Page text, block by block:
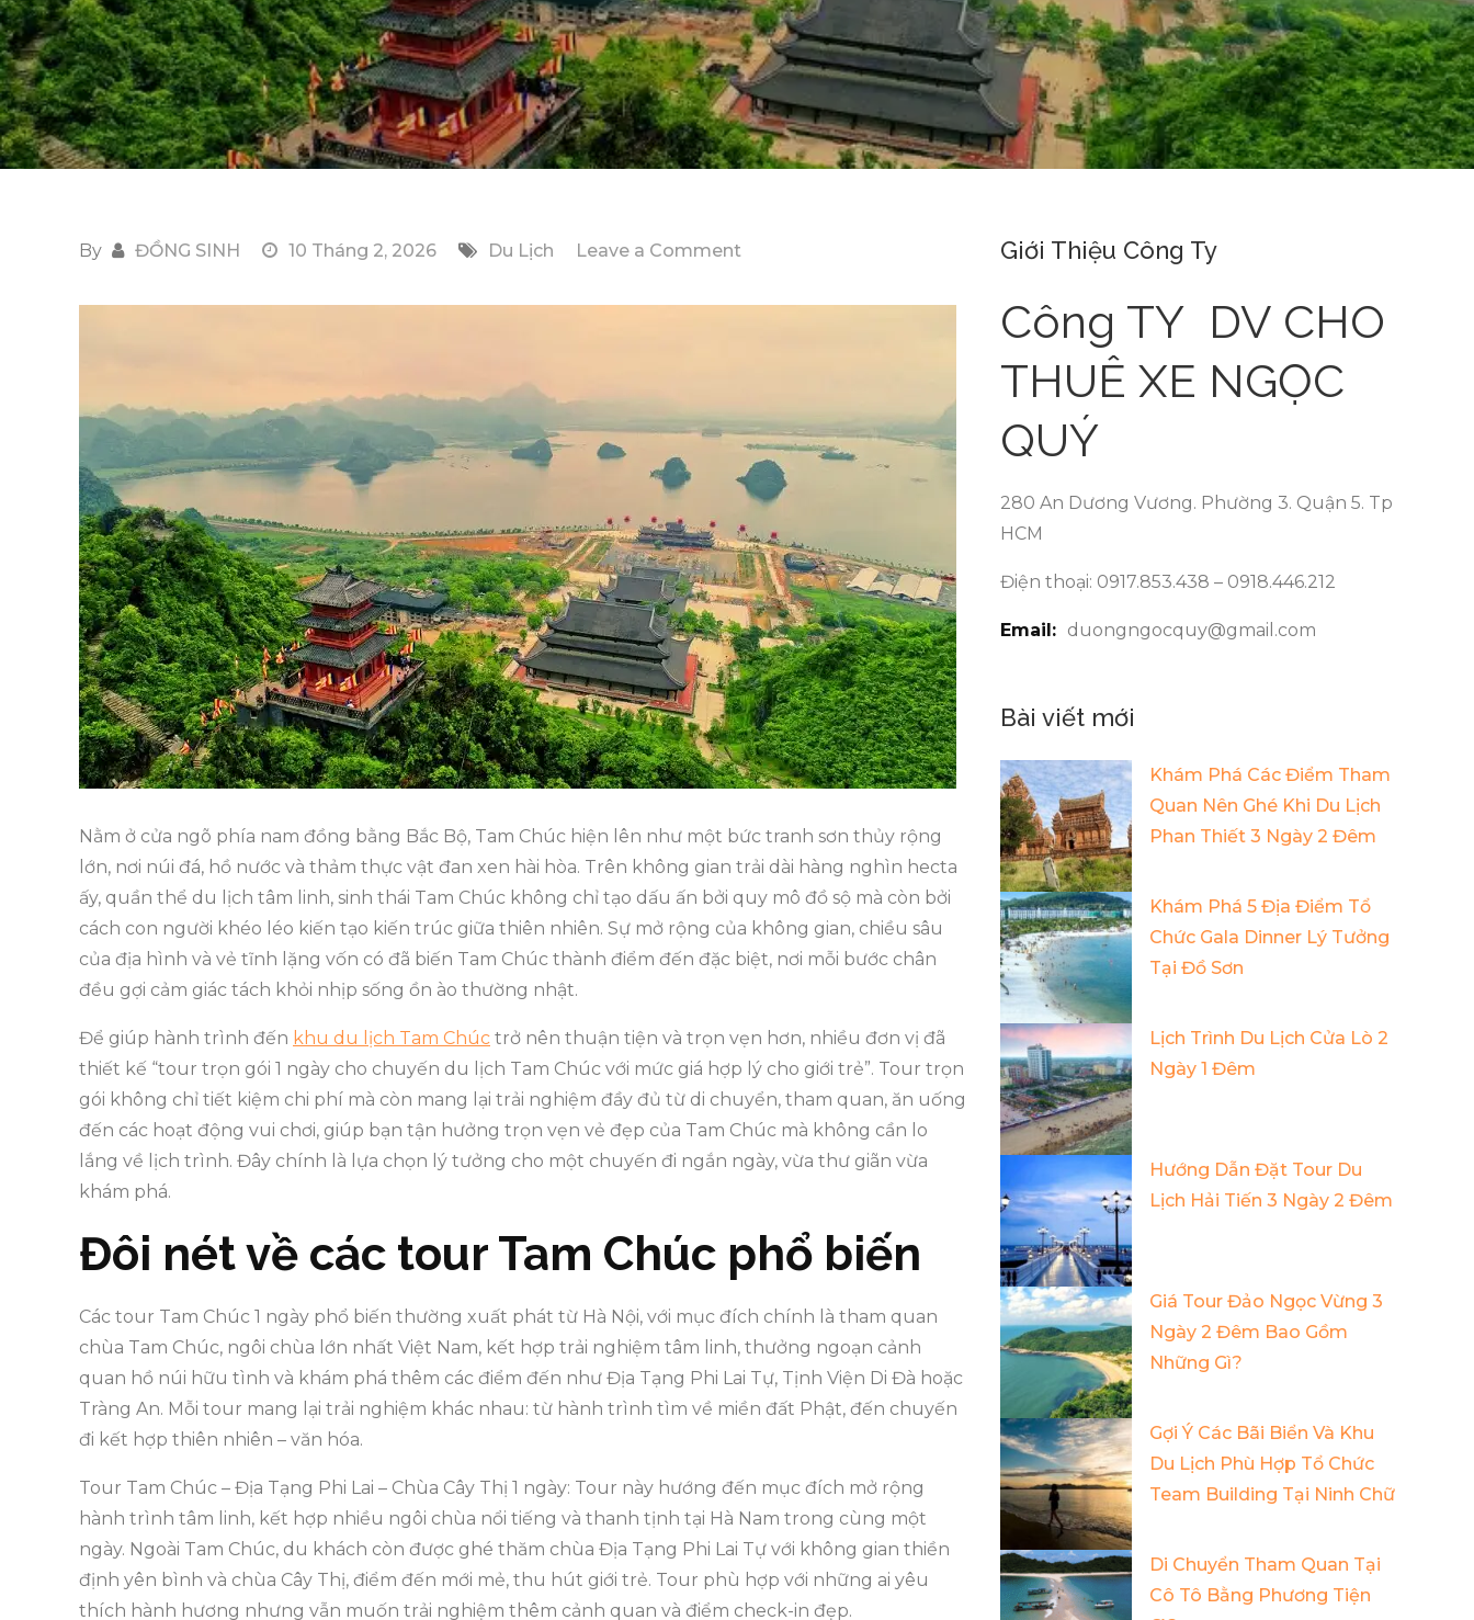
By ĐỒNG SINH 10 Tháng 2, 2026 Du Lịch Leave a Comment
Trọn
Cho
Chuyến
Du
Lịch
Tam
Chúc
Với
Mức
Giá
Hợp
Lý
Cho
Trẻ
Nằm ở cửa ngõ phía nam đồng bằng Bắc Bộ, Tam Chúc hiện lên như một bức tranh sơn thủy rộng
lớn, nơi núi đá, hồ nước và thảm thực vật đan xen hài hòa. Trên không gian trải dài hàng nghìn hecta
ấy, quần thể du lịch tâm linh, sinh thái Tam Chúc không chỉ tạo dấu ấn bởi quy mô đồ sộ mà còn bởi
cách con người khéo léo kiến tạo kiến trúc giữa thiên nhiên. Sự mở rộng của không gian, chiều sâu
của địa hình và vẻ tĩnh lặng vốn có đã biến Tam Chúc thành điểm đến đặc biệt, nơi mỗi bước chân
đều gợi cảm giác tách khỏi nhịp sống ồn ào thường nhật.
Để giúp hành trình đến khu du lịch Tam Chúc trở nên thuận tiện và trọn vẹn hơn, nhiều đơn vị đã
thiết kế “tour trọn gói 1 ngày cho chuyến du lịch Tam Chúc với mức giá hợp lý cho giới trẻ”. Tour trọn
gói không chỉ tiết kiệm chi phí mà còn mang lại trải nghiệm đầy đủ từ di chuyển, tham quan, ăn uống
đến các hoạt động vui chơi, giúp bạn tận hưởng trọn vẹn vẻ đẹp của Tam Chúc mà không cần lo
lắng về lịch trình. Đây chính là lựa chọn lý tưởng cho một chuyến đi ngắn ngày, vừa thư giãn vừa
khám phá.
Đôi nét về các tour Tam Chúc phổ biến
Các tour Tam Chúc 1 ngày phổ biến thường xuất phát từ Hà Nội, với mục đích chính là tham quan
chùa Tam Chúc, ngôi chùa lớn nhất Việt Nam, kết hợp trải nghiệm tâm linh, thưởng ngoạn cảnh
quan hồ núi hữu tình và khám phá thêm các điểm đến như Địa Tạng Phi Lai Tự, Tịnh Viện Di Đà hoặc
Tràng An. Mỗi tour mang lại trải nghiệm khác nhau: từ hành trình tìm về miền đất Phật, đến chuyến
đi kết hợp thiên nhiên – văn hóa.
Tour Tam Chúc – Địa Tạng Phi Lai – Chùa Cây Thị 1 ngày: Tour này hướng đến mục đích mở rộng
hành trình tâm linh, kết hợp nhiều ngôi chùa nổi tiếng và thanh tịnh tại Hà Nam trong cùng một
ngày. Ngoài Tam Chúc, du khách còn được ghé thăm chùa Địa Tạng Phi Lai Tự với không gian thiền
định yên bình và chùa Cây Thị, điểm đến mới mẻ, thu hút giới trẻ. Tour phù hợp với những ai yêu
thích hành hương nhưng vẫn muốn trải nghiệm thêm cảnh quan và điểm check-in đẹp.
Giới Thiệu Công Ty
Công TY DV CHO
THUÊ XE NGỌC
QUÝ
280 An Dương Vương. Phường 3. Quận 5. Tp
HCM
Điện thoại: 0917.853.438 – 0918.446.212
Email: duongngocquy@gmail.com
Bài viết mới
Khám Phá Các Điểm Tham
Quan Nên Ghé Khi Du Lịch
Phan Thiết 3 Ngày 2 Đêm
Khám Phá 5 Địa Điểm Tổ
Chức Gala Dinner Lý Tưởng
Tại Đồ Sơn
Lịch Trình Du Lịch Cửa Lò 2
Ngày 1 Đêm
Hướng Dẫn Đặt Tour Du
Lịch Hải Tiến 3 Ngày 2 Đêm
Giá Tour Đảo Ngọc Vừng 3
Ngày 2 Đêm Bao Gồm
Những Gì?
Gợi Ý Các Bãi Biển Và Khu
Du Lịch Phù Hợp Tổ Chức
Team Building Tại Ninh Chữ
Di Chuyển Tham Quan Tại
Cô Tô Bằng Phương Tiện